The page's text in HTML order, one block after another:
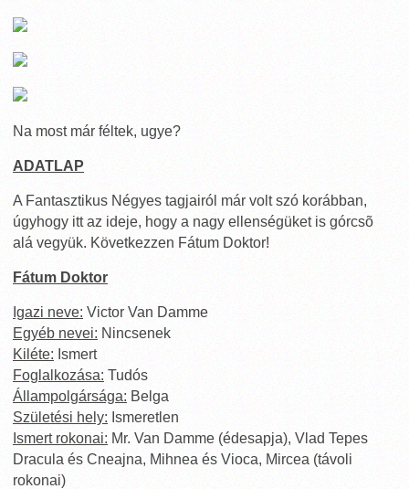
Na most már féltek, ugye?
ADATLAP
A Fantasztikus Négyes tagjairól már volt szó korábban,
úgyhogy itt az ideje, hogy a nagy ellenségüket is górcsõ
alá vegyük. Következzen Fátum Doktor!
Fátum Doktor
Igazi neve: Victor Van Damme
Egyéb nevei: Nincsenek
Kiléte: Ismert
Foglalkozása: Tudós
Állampolgársága: Belga
Születési hely: Ismeretlen
Ismert rokonai: Mr. Van Damme (édesapja), Vlad Tepes
Dracula és Cneajna, Mihnea és Vioca, Mircea (távoli
rokonai)